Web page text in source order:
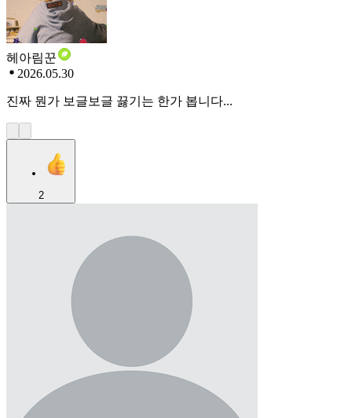
헤아림꾼
2026.05.30
진짜 뭔가 보글보글 끓기는 한가 봅니다...
2